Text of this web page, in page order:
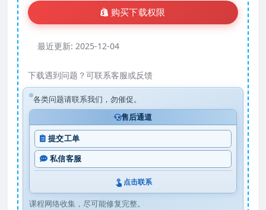
购买下载权限
最近更新: 2025-12-04
下载遇到问题？可联系客服或反馈
各类问题请联系我们，勿催促。
售后通道
提交工单
私信客服
点击联系
课程网络收集，尽可能修复完整。